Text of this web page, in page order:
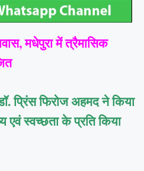
मधेपुरा में त्रैमासिक
प्रिंस फिरोज अहमद ने किया
एवं स्वच्छता के प्रति किया